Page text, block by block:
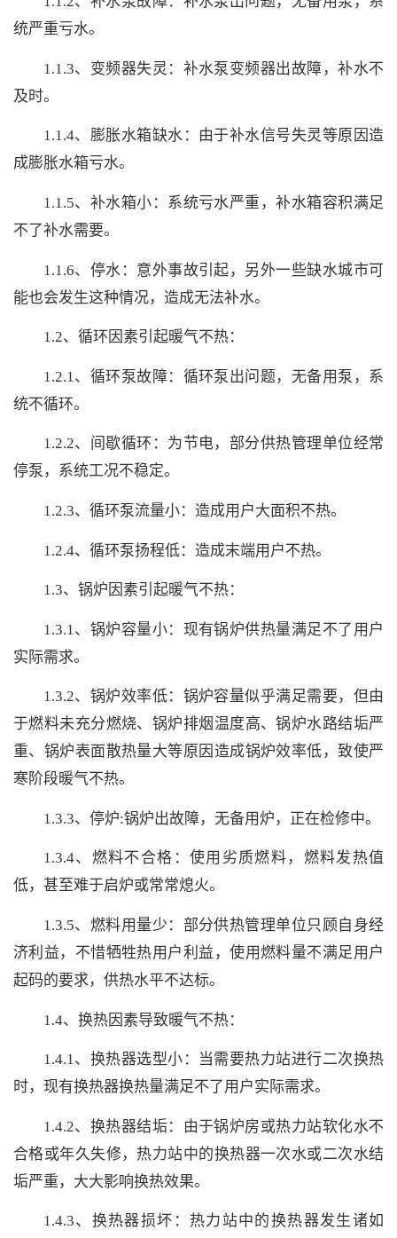
统严重亏水。
1.1.3、变频器失灵：补水泵变频器出故障，补水不
及时。
1.1.4、膨胀水箱缺水：由于补水信号失灵等原因造
成膨胀水箱亏水。
1.1.5、补水箱小：系统亏水严重，补水箱容积满足
不了补水需要。
1.1.6、停水：意外事故引起，另外一些缺水城市可
能也会发生这种情况，造成无法补水。
1.2、循环因素引起暖气不热：
1.2.1、循环泵故障：循环泵出问题，无备用泵，系
统不循环。
1.2.2、间歇循环：为节电，部分供热管理单位经常
停泵，系统工况不稳定。
1.2.3、循环泵流量小：造成用户大面积不热。
1.2.4、循环泵扬程低：造成末端用户不热。
1.3、锅炉因素引起暖气不热：
1.3.1、锅炉容量小：现有锅炉供热量满足不了用户
实际需求。
1.3.2、锅炉效率低：锅炉容量似乎满足需要，但由
于燃料未充分燃烧、锅炉排烟温度高、锅炉水路结垢严
重、锅炉表面散热量大等原因造成锅炉效率低，致使严
寒阶段暖气不热。
1.3.3、停炉:锅炉出故障，无备用炉，正在检修中。
1.3.4、燃料不合格：使用劣质燃料，燃料发热值
低，甚至难于启炉或常常熄火。
1.3.5、燃料用量少：部分供热管理单位只顾自身经
济利益，不惜牺牲热用户利益，使用燃料量不满足用户
起码的要求，供热水平不达标。
1.4、换热因素导致暖气不热：
1.4.1、换热器选型小：当需要热力站进行二次换热
时，现有换热器换热量满足不了用户实际需求。
1.4.2、换热器结垢：由于锅炉房或热力站软化水不
合格或年久失修，热力站中的换热器一次水或二次水结
垢严重，大大影响换热效果。
1.4.3、换热器损坏：热力站中的换热器发生诸如